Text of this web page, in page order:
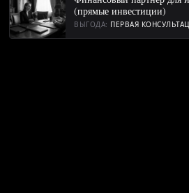
(прямые инвестиции)
ВЫГОДА: ПЕРВАЯ